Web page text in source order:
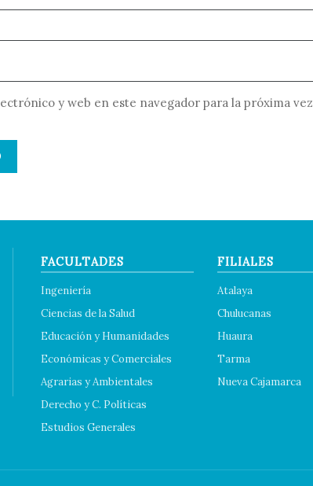
y web en este navegador para la próxima
FACULTADES
Ingeniería
Ciencias de la Salud
Educación y Humanidades
Económicas y Comerciales
Agrarias y Ambientales
Derecho y C. Políticas
Estudios Generales
FILIALES
Atalaya
Chulucanas
Huaura
Tarma
Nueva Cajamarca